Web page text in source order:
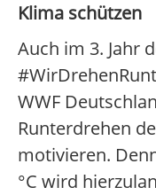
Klima schützen
Auch im 3. Jahr
WWF
Runterdrehen
motivieren.
°C wird